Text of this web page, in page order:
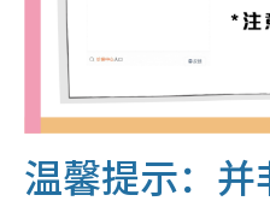
温馨提示：